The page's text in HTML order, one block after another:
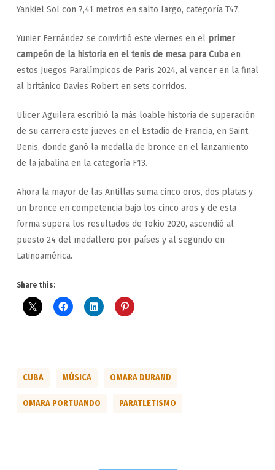
Yankiel Sol con 7,41 metros en salto largo, categoría T47.
Yunier Fernández se convirtió este viernes en el primer
campeón de la historia en el tenis de mesa para Cubaen
estos Juegos Paralímpicos de París 2024, al vencer en la final
al británico Davies Robert en sets corridos.
Ulicer Aguilera escribió la más loable historia de superación
de su carrera este jueves en el Estadio de Francia, en Saint
Denis, donde ganó la medalla de bronce en el lanzamiento
de la jabalina en la categoría F13.
Ahora la mayor de las Antillas suma cinco oros, dos platas y
un bronce en competencia bajo los cinco aros y de esta
forma supera los resultados de Tokio 2020, ascendió al
puesto 24 del medallero por países y al segundo en
Latinoamérica.
Share this:
CUBA MÚSICA OMARA DURAND
OMARA PORTUANDO PARATLETISMO